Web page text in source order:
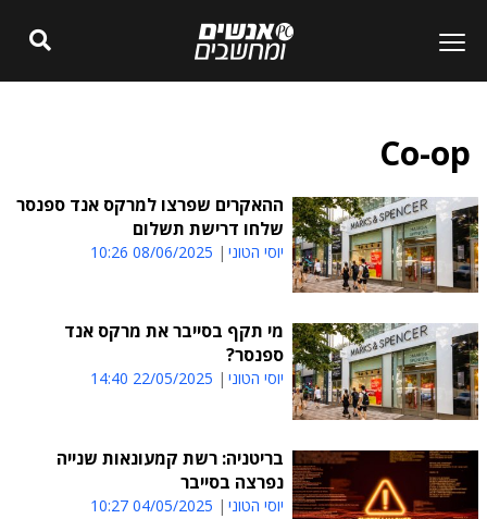
Co-op
ההאקרים שפרצו למרקס אנד ספנסר
שלחו דרישת תשלום
יוסי הטוני 08/06/2025 10:26
מי תקף בסייבר את מרקס אנד
ספנסר?
יוסי הטוני 22/05/2025 14:40
בריטניה: רשת קמעונאות שנייה
נפרצה בסייבר
יוסי הטוני 04/05/2025 10:27